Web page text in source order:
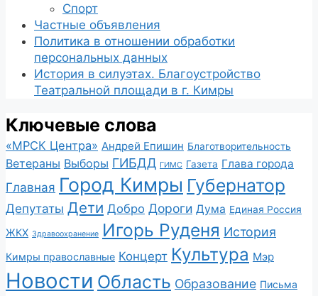
Спорт
Частные объявления
Политика в отношении обработки
персональных данных
История в силуэтах. Благоустройство
Театральной площади в г. Кимры
Ключевые слова
«МРСК Центра» Андрей Епишин Благотворительность
Ветераны Выборы ГИБДД ГИМС Газета Глава города
Главная Город Кимры Губернатор
Депутаты Дети Добро Дороги Дума Единая Россия
ЖКХ Здравоохранение Игорь Руденя История
Кимры православные Концерт Культура Мэр
Новости Область Образование Письма